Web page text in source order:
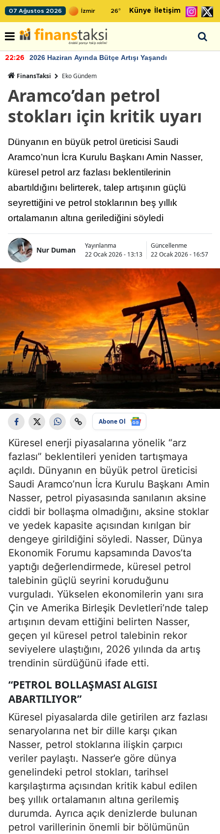
07 Ağustos 2026 26° Künye İletişim
22:26 2026 Haziran Ayında Bütçe Artışı Yaşandı
FinansTaksi Eko Gündem
Aramco’dan petrol
stokları için kritik uyarı
Dünyanın en büyük petrol üreticisi Saudi
Aramco’nun İcra Kurulu Başkanı Amin Nasser,
küresel petrol arz fazlası beklentilerinin
abartıldığını belirterek, talep artışının güçlü
seyrettiğini ve petrol stoklarının beş yıllık
ortalamanın altına gerilediğini söyledi
Nur Duman
Yayınlanma
22 Ocak 2026 - 13:13
Güncellenme
22 Ocak 2026 - 16:57
Abone Ol
Küresel enerji piyasalarına yönelik “arz
fazlası” beklentileri yeniden tartışmaya
açıldı. Dünyanın en büyük petrol üreticisi
Saudi Aramco’nun İcra Kurulu Başkanı Amin
Nasser, petrol piyasasında sanılanın aksine
ciddi bir bollaşma olmadığını, aksine stoklar
ve yedek kapasite açısından kırılgan bir
dengeye girildiğini söyledi. Nasser, Dünya
Ekonomik Forumu kapsamında Davos’ta
yaptığı değerlendirmede, küresel petrol
talebinin güçlü seyrini koruduğunu
vurguladı. Yükselen ekonomilerin yanı sıra
Çin ve Amerika Birleşik Devletleri’nde talep
artışının devam ettiğini belirten Nasser,
geçen yıl küresel petrol talebinin rekor
seviyelere ulaştığını, 2026 yılında da artış
trendinin sürdüğünü ifade etti.
“PETROL BOLLAŞMASI ALGISI
ABARTILIYOR”
Küresel piyasalarda dile getirilen arz fazlası
senaryolarına net bir dille karşı çıkan
Nasser, petrol stoklarına ilişkin çarpıcı
veriler paylaştı. Nasser’e göre dünya
genelindeki petrol stokları, tarihsel
karşılaştırma açısından kritik kabul edilen
beş yıllık ortalamanın altına gerilemiş
durumda. Ayrıca açık denizlerde bulunan
petrol varillerinin önemli bir bölümünün